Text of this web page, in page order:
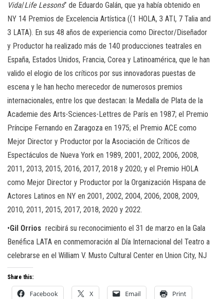
Vida/Life Lessons” de Eduardo Galán, que ya había obtenido en
NY 14 Premios de Excelencia Artística ((1 HOLA, 3 ATI, 7 Talia and
3 LATA). En sus 48 años de experiencia como Director/Diseñador
y Productor ha realizado más de 140 producciones teatrales en
España, Estados Unidos, Francia, Corea y Latinoamérica, que le han
valido el elogio de los críticos por sus innovadoras puestas de
escena y le han hecho merecedor de numerosos premios
internacionales, entre los que destacan: la Medalla de Plata de la
Academie des Arts-Sciences-Lettres de París en 1987; el Premio
Príncipe Fernando en Zaragoza en 1975; el Premio ACE como
Mejor Director y Productor por la Asociación de Críticos de
Espectáculos de Nueva York en 1989, 2001, 2002, 2006, 2008,
2011, 2013, 2015, 2016, 2017, 2018 y 2020; y el Premio HOLA
como Mejor Director y Productor por la Organización Hispana de
Actores Latinos en NY en 2001, 2002, 2004, 2006, 2008, 2009,
2010, 2011, 2015, 2017, 2018, 2020 y 2022.
•Gil Orrios recibirá su reconocimiento el 31 de marzo en la Gala
Benéfica LATA en conmemoración al Día Internacional del Teatro a
celebrarse en el William V. Musto Cultural Center en Union City, NJ
Share this:
Facebook X Email Print